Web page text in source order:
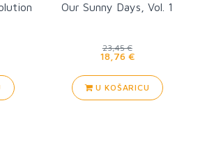
Our Sunny Days, Vol. 1
23,45 €
18,76 €
U KOŠARICU